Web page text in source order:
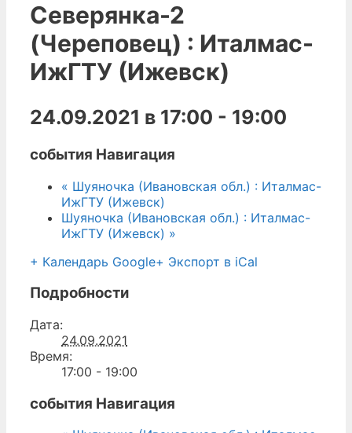
Северянка-2
(Череповец) : Италмас-
ИжГТУ (Ижевск)
24.09.2021 в 17:00 - 19:00
события Навигация
« Шуяночка (Ивановская обл.) : Италмас-
ИжГТУ (Ижевск)
Шуяночка (Ивановская обл.) : Италмас-
ИжГТУ (Ижевск) »
+ Календарь Google+ Экспорт в iCal
Подробности
Дата:
24.09.2021
Время:
17:00 - 19:00
события Навигация